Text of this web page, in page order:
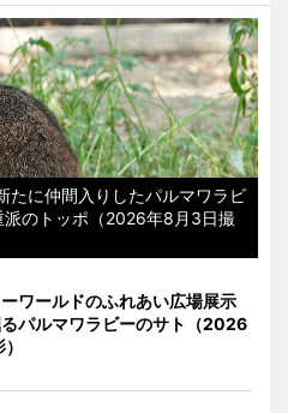
たに仲間入りしたパルマワラビ
のトッポ（2026年8月3日撮
ワールドのふれあい広場展示
パルマワラビーのサト（2026